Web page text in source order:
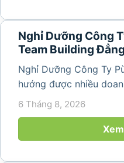
Nghỉ Dưỡng Công
Team Building
Nghỉ Dưỡng Công Ty
hướng được nhiều
hợp giữa nghỉ ngơi, tái
dựng tinh thần đồng
lịch đơn thuần, nhiều
6 Tháng 8, 2026